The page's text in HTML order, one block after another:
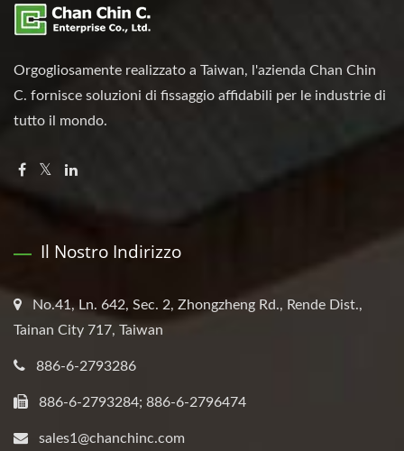
Orgogliosamente realizzato a Taiwan, l'azienda Chan Chin
C. fornisce soluzioni di fissaggio affidabili per le industrie di
tutto il mondo.
Il Nostro Indirizzo
No.41, Ln. 642, Sec. 2, Zhongzheng Rd., Rende Dist.,
Tainan City 717, Taiwan
886-6-2793286
886-6-2793284; 886-6-2796474
sales1@chanchinc.com